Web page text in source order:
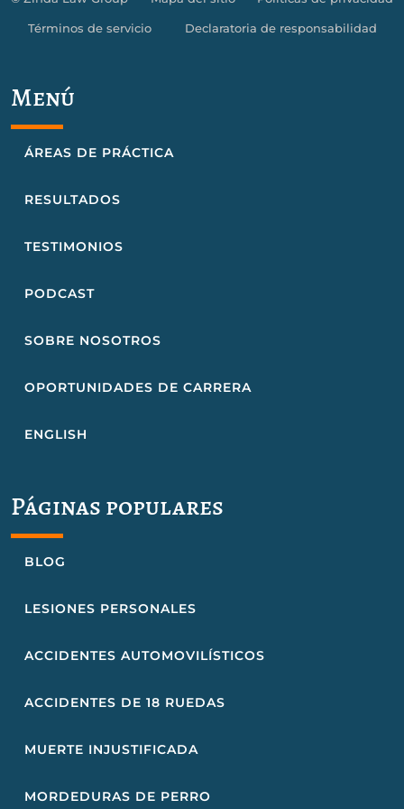
Términos de servicio Declaratoria de responsabilidad
Menú
ÁREAS DE PRÁCTICA
RESULTADOS
TESTIMONIOS
PODCAST
SOBRE NOSOTROS
OPORTUNIDADES DE CARRERA
ENGLISH
Páginas populares
BLOG
LESIONES PERSONALES
ACCIDENTES AUTOMOVILÍSTICOS
ACCIDENTES DE 18 RUEDAS
MUERTE INJUSTIFICADA
MORDEDURAS DE PERRO